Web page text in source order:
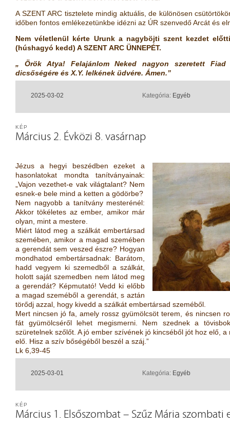
A SZENT ARC tisztelete mindig aktuális, de különösen
időben fontos emlékezetünkbe idézni az ÚR szenvedő Arcát és
Nem véletlenül kérte Urunk a nagyböjti szent kezdet
(húshagyó kedd) A SZENT ARC ÜNNEPÉT.
„ Örök Atya! Felajánlom Neked nagyon szeretett
dicsőségére és X.Y. lelkének üdvére. Ámen.”
2025-03-02 Kategória: Egyéb
Március 2. Évközi 8. vasárnap
KÉP
Jézus a hegyi beszédben ezeket a
hasonlatokat mondta tanítványainak:
„Vajon vezethet-e vak világtalant? Nem
esnek-e bele mind a ketten a gödörbe?
Nem nagyobb a tanítvány mesterénél:
Akkor tökéletes az ember, amikor már
olyan, mint a mestere.
Miért látod meg a szálkát embertársad
szemében, amikor a magad szemében
a gerendát sem veszed észre? Hogyan
mondhatod embertársadnak: Barátom,
hadd vegyem ki szemedből a szálkát,
holott saját szemedben nem látod meg
a gerendát? Képmutató! Vedd ki előbb
a magad szeméből a gerendát, s aztán
törődj azzal, hogy kivedd a szálkát embertársad szeméből.
Mert nincsen jó fa, amely rossz gyümölcsöt terem, és nincsen
fát gyümölcséről lehet megismerni. Nem szednek a
szüretelnek szőlőt. A jó ember szívének jó kincséből jót hoz elő,
elő. Hisz a szív bőségéből beszél a száj.”
Lk 6,39-45
2025-03-01 Kategória: Egyéb
Március 1. Elsőszombat – Szűz Mária szombati
KÉP